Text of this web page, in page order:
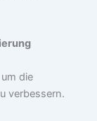
die
verbessern.